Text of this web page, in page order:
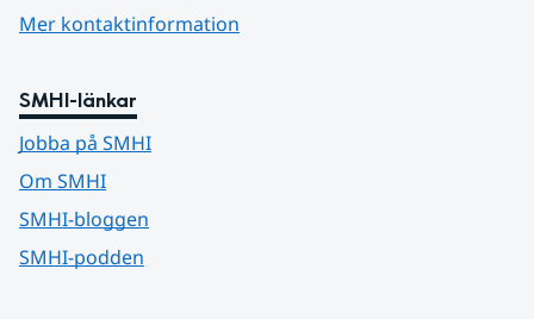
Mer kontaktinformation
SMHI-länkar
Jobba på SMHI
Om SMHI
SMHI-bloggen
SMHI-podden